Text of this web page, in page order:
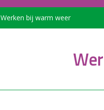
Werken bij warm weer